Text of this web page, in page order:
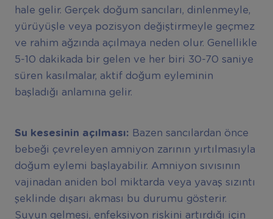
hale gelir. Gerçek doğum sancıları, dinlenmeyle,
yürüyüşle veya pozisyon değiştirmeyle geçmez
ve rahim ağzında açılmaya neden olur. Genellikle
5-10 dakikada bir gelen ve her biri 30-70 saniye
süren kasılmalar, aktif doğum eyleminin
başladığı anlamına gelir.
Su kesesinin açılması: Bazen sancılardan önce
bebeği çevreleyen amniyon zarının yırtılmasıyla
doğum eylemi başlayabilir. Amniyon sıvısının
vajinadan aniden bol miktarda veya yavaş sızıntı
şeklinde dışarı akması bu durumu gösterir.
Suyun gelmesi, enfeksiyon riskini artırdığı için